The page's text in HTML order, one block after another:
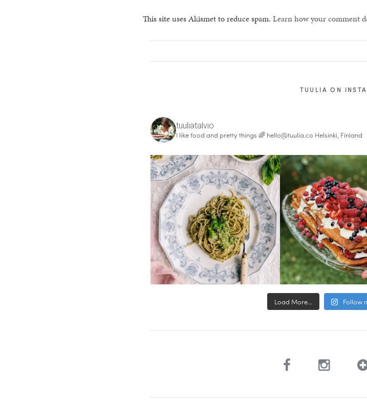
This site uses Akismet to reduce spam. Learn how your comment
TUULIA ON
tuuliatalvio
I like food and pretty things 🌈 hello@tuulia.co Helsinki, Finland
Load More... Follow